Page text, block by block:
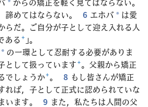
*
諦めてはならない。
6 エホバ * は愛
らだ。ご自分が子として迎え入れる人
ある+ 」。
* の一環として忍耐する必要がありま
として扱っています+。父親から矯正
でしょうか+。 8 もし皆さんが矯正
れば，子として正式に認められていな
います。
9 また，私たちは人間の父